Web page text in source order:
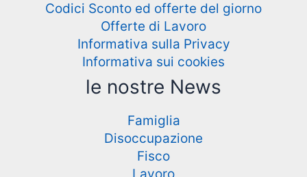
Codici Sconto ed offerte del giorno
Offerte di Lavoro
Informativa sulla Privacy
Informativa sui cookies
le nostre News
Famiglia
Disoccupazione
Fisco